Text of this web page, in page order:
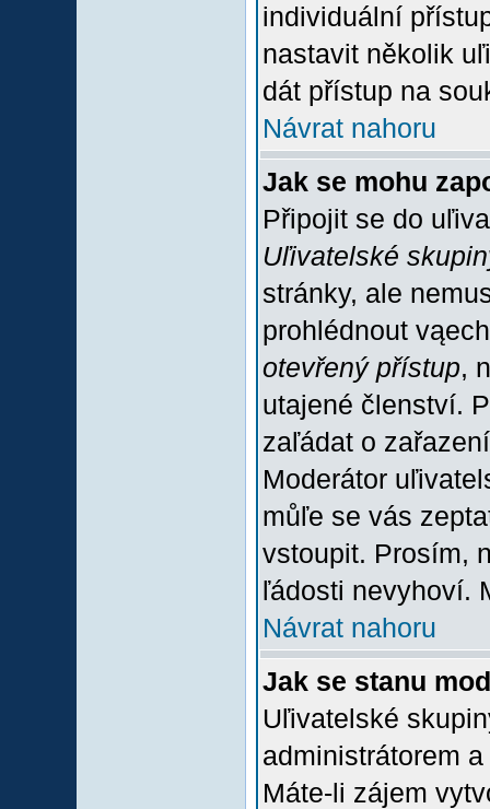
individuální
nastavit několik
dát přístup na
Návrat nahoru
Jak se mohu
Připojit se do
Uľivatelské
stránky, ale
prohlédnout
otevřený přístup,
utajené členství.
zaľádat o
Moderátor
můľe se vás
vstoupit. Prosím,
ľádosti nevyhoví.
Návrat nahoru
Jak se stanu
Uľivatelské
administrátorem
Máte-li zájem